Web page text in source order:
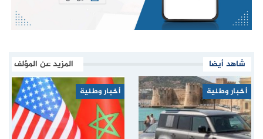
شاهد أيضا المزيد عن المؤلف
أخبار وطنية أخبار وطنية